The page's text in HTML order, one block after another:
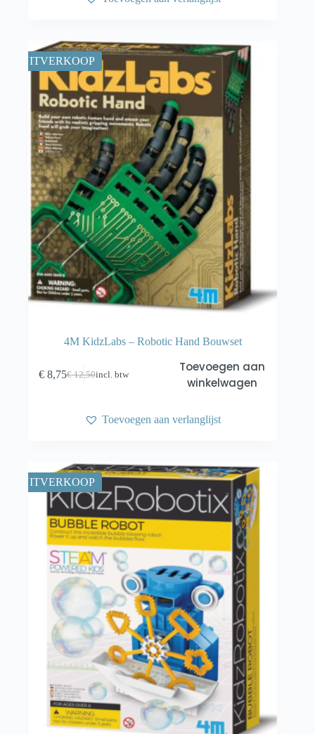
UITVERKOOP
4M KidzLabs – Robotic Hand Bouwset
€12,50
Oorspronkelijke
€ 12,50.
€8,75Huidige
€ 8,75.
incl. btw
Toevoegen aan
winkelwagen
Toevoegen aan verlanglijst
UITVERKOOP